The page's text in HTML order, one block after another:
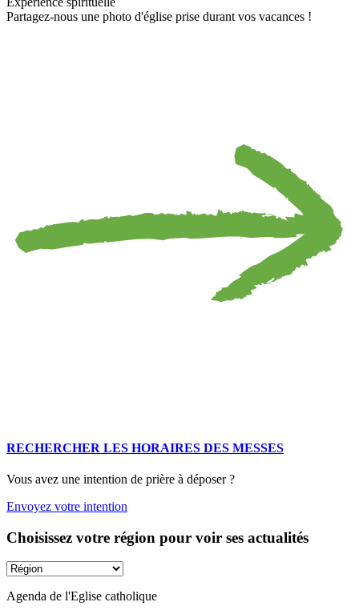
Partagez-nous une photo d'église prise durant vos vacances !
RECHERCHER LES HORAIRES DES MESSES
Vous avez une intention de prière à déposer ?
Envoyez votre intention
Choisissez votre région pour voir ses actualités
Agenda de l'Eglise catholique